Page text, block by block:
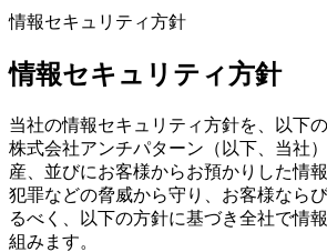
情報セキュリティ方針
情報セキュリティ方針
当社の情報セキュリティ方針を、以下
株式会社アンチパターン（以下、当社
産、並びにお客様からお預かりした情
犯罪などの脅威から守り、お客様なら
るべく、以下の方針に基づき全社で情
組みます。